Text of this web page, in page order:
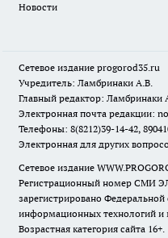
Новости
Сетевое издание progorod35.ru
Учредитель: Ламбринаки А.В.
Главный редактор: Ламбринаки
Электронная почта редакции:
Телефоны: 8(8212)39-14-42,
Электронная для других
Сетевое издание
Регистрационный номер СМИ
зарегистрировано
информационных технологий
Возрастная категория сайта 16+.